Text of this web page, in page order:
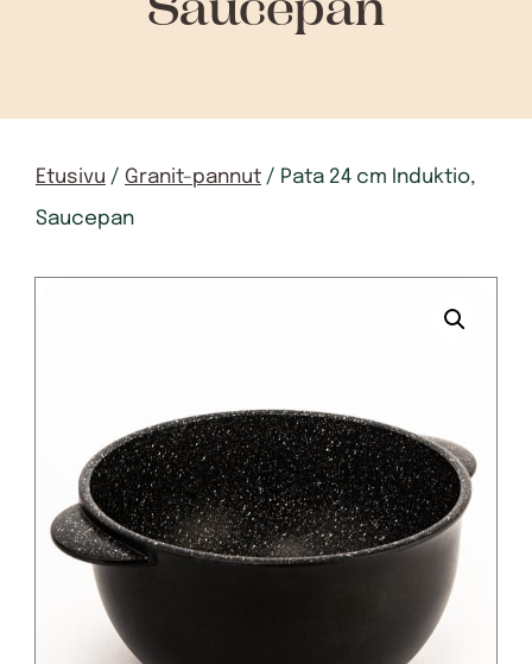
Saucepan
Etusivu / Granit-pannut / Pata 24 cm Induktio,
Saucepan